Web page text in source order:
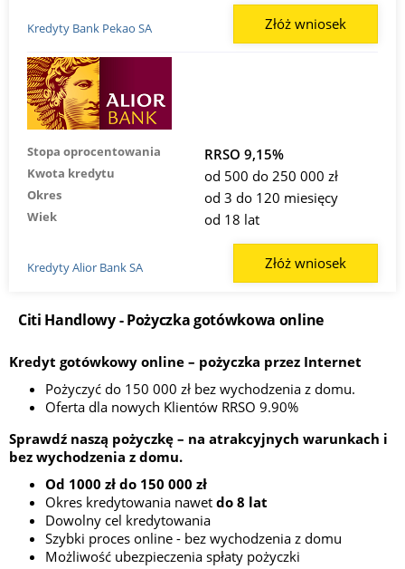
Kredyty Bank Pekao SA Złóż wniosek
Stopa oprocentowania RRSO 9,15%
Kwota kredytu od 500 do 250 000 zł
Okres od 3 do 120 miesięcy
Wiek od 18 lat
Kredyty Alior Bank SA Złóż wniosek
Citi Handlowy - Pożyczka gotówkowa online
Kredyt gotówkowy online – pożyczka przez Internet
Pożyczyć do 150 000 zł bez wychodzenia z domu.
Oferta dla nowych Klientów RRSO 9.90%
Sprawdź naszą pożyczkę – na atrakcyjnych warunkach i
bez wychodzenia z domu.
Od 1000 zł do 150 000 zł
Okres kredytowania nawet do 8 lat
Dowolny cel kredytowania
Szybki proces online - bez wychodzenia z domu
Możliwość ubezpieczenia spłaty pożyczki